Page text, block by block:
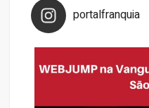
portalfranquia